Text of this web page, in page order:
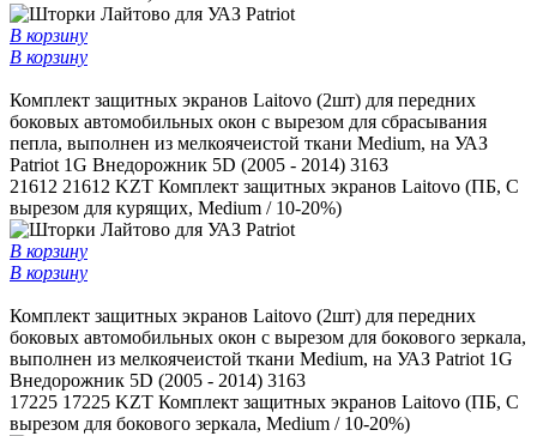
В корзину
В корзину
Комплект защитных экранов Laitovo (2шт) для передних
боковых автомобильных окон c вырезом для сбрасывания
пепла, выполнен из мелкоячеистой ткани Medium, на УАЗ
Patriot 1G Внедорожник 5D (2005 - 2014) 3163
21612 21612 KZT Комплект защитных экранов Laitovo (ПБ, С
вырезом для курящих, Medium / 10-20%)
В корзину
В корзину
Комплект защитных экранов Laitovo (2шт) для передних
боковых автомобильных окон с вырезом для бокового зеркала,
выполнен из мелкоячеистой ткани Medium, на УАЗ Patriot 1G
Внедорожник 5D (2005 - 2014) 3163
17225 17225 KZT Комплект защитных экранов Laitovo (ПБ, С
вырезом для бокового зеркала, Medium / 10-20%)